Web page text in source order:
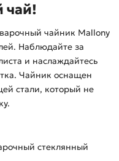
чай!
чайник Mallony
Наблюдайте за
и наслаждайтесь
Чайник оснащен
стали, который не
стеклянный